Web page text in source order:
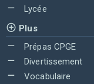
Lycée
Plus
Prépas CPGE
Divertissement
Vocabulaire